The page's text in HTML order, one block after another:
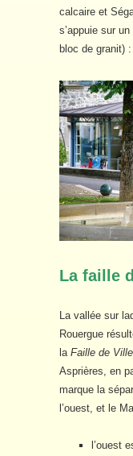
calcaire et
s’appuie sur
bloc de granit) :
La faille
La vallée sur
Rouergue
la Faille de
Asprières, en
marque la
l’ouest, et le
l’ouest